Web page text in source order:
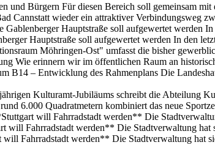
und Bürgern Für diesen Bereich soll gemeinsam
Cannstatt wieder ein attraktiver Verbindungsweg
Gablenberger Hauptstraße soll aufgewertet werden
Hauptstraße soll aufgewertet werden In den
Möhringen-Ost" umfasst die bisher
Wie erinnern wir im öffentlichen Raum an
B14 – Entwicklung des Rahmenplans Die
Kulturamt-Jubiläums schreibt die Abteilung
6.000 Quadratmetern kombiniert das neue
will Fahrradstadt werden** Die
will Fahrradstadt werden** Die Stadtverwaltung hat
Fahrradstadt werden** Die Stadtverwaltung hat